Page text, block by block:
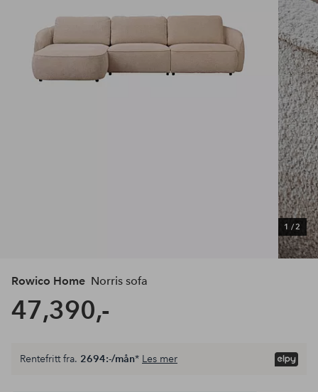
1 /2
Rowico Home Norris sofa
47,390,-
Legg i
Rentefritt fra. 2694:-/mån* Les mer